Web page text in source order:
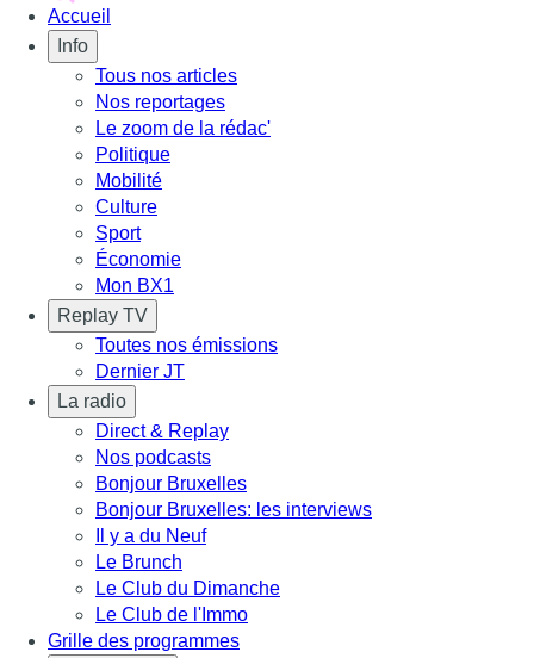
Accueil
Info
Tous nos articles
Nos reportages
Le zoom de la rédac'
Politique
Mobilité
Culture
Sport
Économie
Mon BX1
Replay TV
Toutes nos émissions
Dernier JT
La radio
Direct & Replay
Nos podcasts
Bonjour Bruxelles
Bonjour Bruxelles: les interviews
Il y a du Neuf
Le Brunch
Le Club du Dimanche
Le Club de l'Immo
Grille des programmes